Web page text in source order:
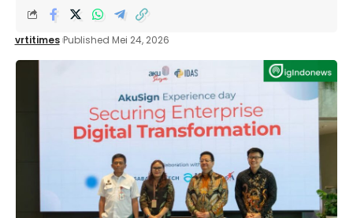
vrtitimes Published Mei 24, 2026